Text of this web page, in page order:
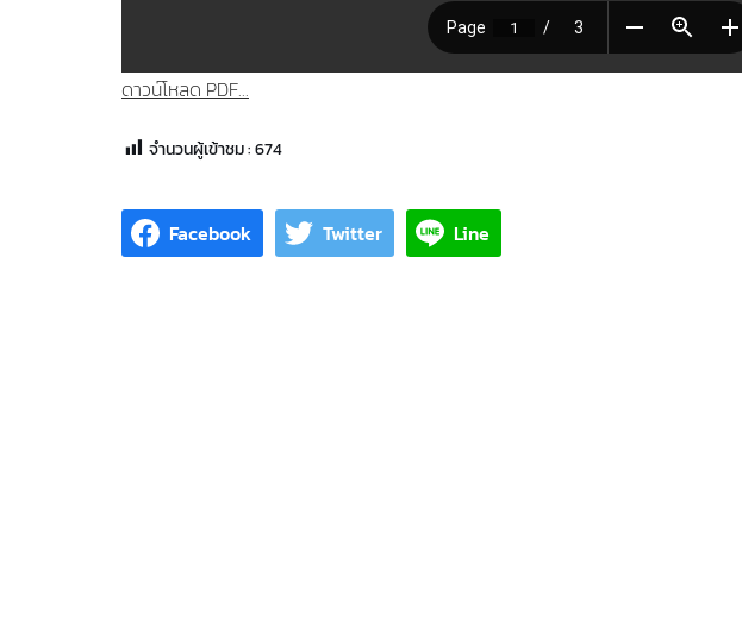
ดาวน์โหลด PDF...
จำนวนผู้เข้าชม :674
Facebook Twitter Line